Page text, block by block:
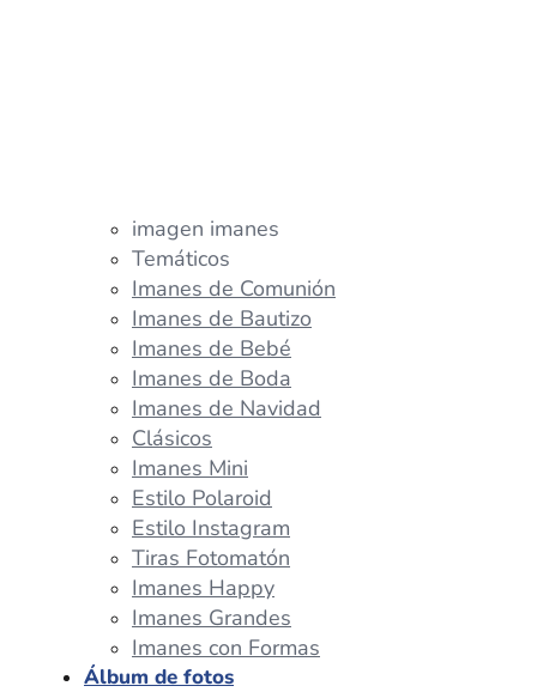
imagen imanes
Temáticos
Imanes de Comunión
Imanes de Bautizo
Imanes de Bebé
Imanes de Boda
Imanes de Navidad
Clásicos
Imanes Mini
Estilo Polaroid
Estilo Instagram
Tiras Fotomatón
Imanes Happy
Imanes Grandes
Imanes con Formas
Álbum de fotos